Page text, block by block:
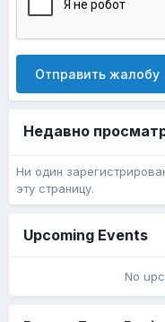
Отправить жалобу
Недавно
Ни один
эту страницу.
Upcoming Events
No